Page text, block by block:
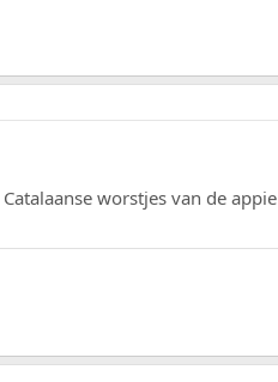
worstjes van de appie